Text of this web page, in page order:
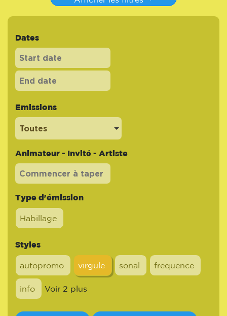
Dates
Emissions
Toutes
Animateur - Invité - Artiste
Type d'émission
Habillage
Styles
autopromo virgule sonal frequence
info Voir 2 plus